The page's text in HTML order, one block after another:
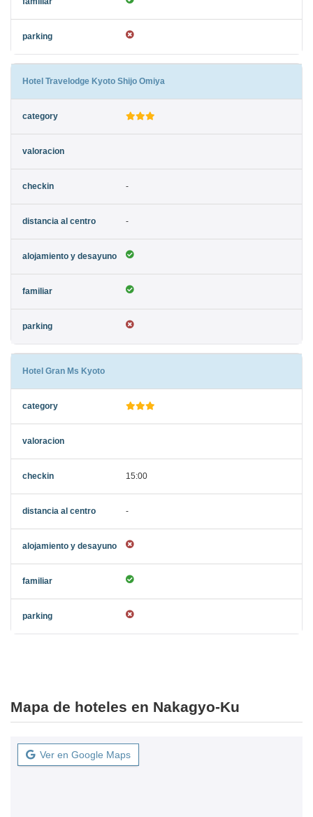
Hotel Travelodge Kyoto Shijo Omiya
-
-
Hotel Gran Ms Kyoto
15:00
-
Mapa de hoteles en Nakagyo-Ku
Ver en Google Maps